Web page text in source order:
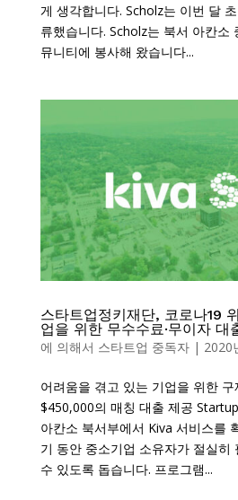
게 생각합니다. Scholz는 이번 달
류했습니다. Scholz는 북서 아칸소
뮤니티에 봉사해 왔습니다...
스타트업정키재단, 코로나19
업을 위한 무수수료·무이자 대
에 의해서 스타트업 중독자| 2020
어려움을 겪고 있는 기업을 위한
$450,000의 매칭 대출 제공
아칸소 북서부에서 Kiva 서비스를
기 동안 중소기업 소유자가 절실히
수 있도록 돕습니다. 프로그램...